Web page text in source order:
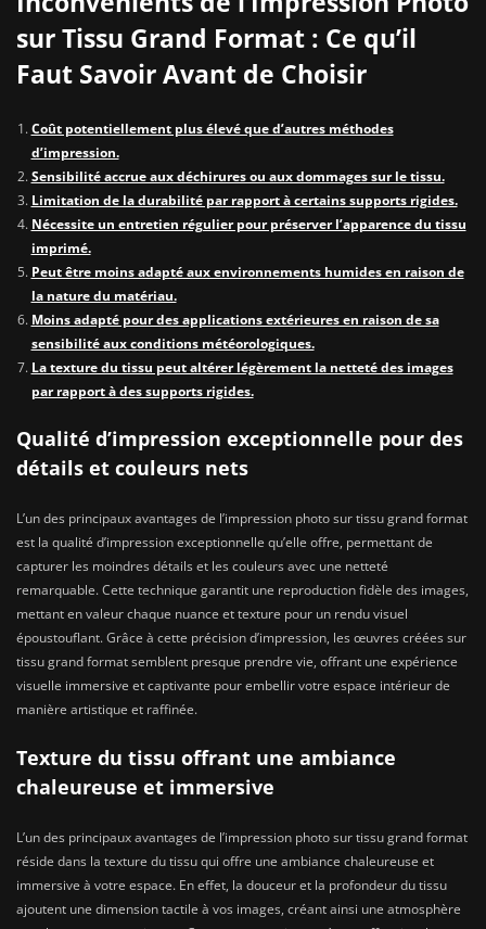
sur Tissu Grand Format : Ce qu’il
Faut Savoir Avant de Choisir
Coût potentiellement plus élevé que d’autres méthodes
d’impression.
Sensibilité accrue aux déchirures ou aux dommages sur le tissu.
Limitation de la durabilité par rapport à certains supports rigides.
Nécessite un entretien régulier pour préserver l’apparence du tissu
imprimé.
Peut être moins adapté aux environnements humides en raison de
la nature du matériau.
Moins adapté pour des applications extérieures en raison de sa
sensibilité aux conditions météorologiques.
La texture du tissu peut altérer légèrement la netteté des images
par rapport à des supports rigides.
Qualité d’impression exceptionnelle pour des
détails et couleurs nets
L’un des principaux avantages de l’impression photo sur tissu grand format
est la qualité d’impression exceptionnelle qu’elle offre, permettant de
capturer les moindres détails et les couleurs avec une netteté
remarquable. Cette technique garantit une reproduction fidèle des images,
mettant en valeur chaque nuance et texture pour un rendu visuel
époustouflant. Grâce à cette précision d’impression, les œuvres créées sur
tissu grand format semblent presque prendre vie, offrant une expérience
visuelle immersive et captivante pour embellir votre espace intérieur de
manière artistique et raffinée.
Texture du tissu offrant une ambiance
chaleureuse et immersive
L’un des principaux avantages de l’impression photo sur tissu grand format
réside dans la texture du tissu qui offre une ambiance chaleureuse et
immersive à votre espace. En effet, la douceur et la profondeur du tissu
ajoutent une dimension tactile à vos images, créant ainsi une atmosphère